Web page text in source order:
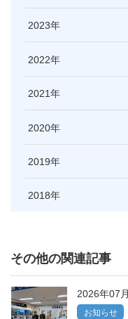
2023
2022
2021
2020
2019
2018
その他の関連記事
2026年07
お知らせ